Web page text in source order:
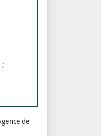
;
de